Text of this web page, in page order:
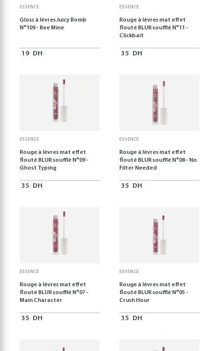
ESSENCE
Gloss à lèvres Juicy Bomb
N°109 - Bee Mine
19 DH
ESSENCE
Rouge à lèvres mat effet
flouté BLUR soufflé N°11 -
Clickbait
35 DH
ESSENCE
Rouge à lèvres mat effet
flouté BLUR soufflé N°09 -
Ghost Typing
35 DH
ESSENCE
Rouge à lèvres mat effet
flouté BLUR soufflé N°08 - No
Filter Needed
35 DH
ESSENCE
Rouge à lèvres mat effet
flouté BLUR soufflé N°07 -
Main Character
35 DH
ESSENCE
Rouge à lèvres mat effet
flouté BLUR soufflé N°05 -
Crush Hour
35 DH